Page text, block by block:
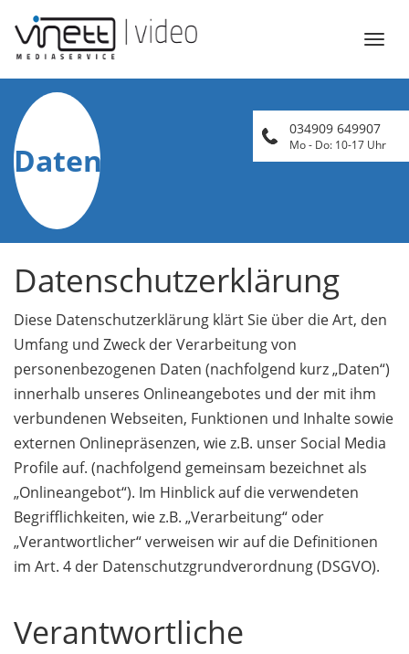
034909 649907
Mo - Do: 10-17 Uhr
Daten
Datenschutzerklärung
Diese Datenschutzerklärung klärt Sie über die Art, den
Umfang und Zweck der Verarbeitung von
personenbezogenen Daten (nachfolgend kurz „Daten“)
innerhalb unseres Onlineangebotes und der mit ihm
verbundenen Webseiten, Funktionen und Inhalte sowie
externen Onlinepräsenzen, wie z.B. unser Social Media
Profile auf. (nachfolgend gemeinsam bezeichnet als
„Onlineangebot“). Im Hinblick auf die verwendeten
Begrifflichkeiten, wie z.B. „Verarbeitung“ oder
„Verantwortlicher“ verweisen wir auf die Definitionen
im Art. 4 der Datenschutzgrundverordnung (DSGVO).
Verantwortliche